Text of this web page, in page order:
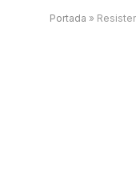
Portada »